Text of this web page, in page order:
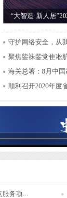
“大智造·新人居
论坛在江山成功举
守护网络安全，从
聚焦鈭祙鈭党隹凇
贸...
海关总署：8月中
7.9%！
顺利召开2020年度
务项...